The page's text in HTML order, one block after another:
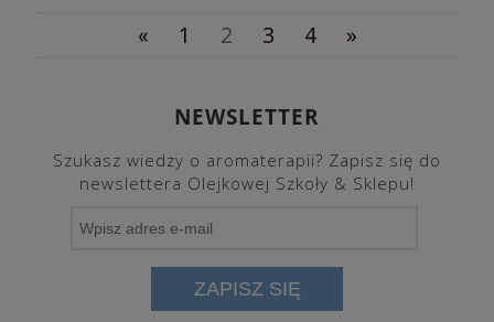
« 1 2 3 4 »
NEWSLETTER
Szukasz wiedzy o aromaterapii? Zapisz się do
newslettera Olejkowej Szkoły & Sklepu!
ZAPISZ SIĘ